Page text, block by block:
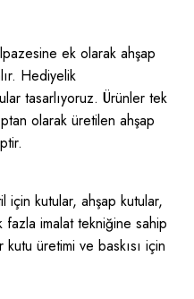
ek olarak ahşap
Hediyelik
tasarlıyoruz. Ürünler tek
olarak üretilen ahşap
için kutular, ahşap kutular,
fazla imalat tekniğine sahip
üretimi ve baskısı için